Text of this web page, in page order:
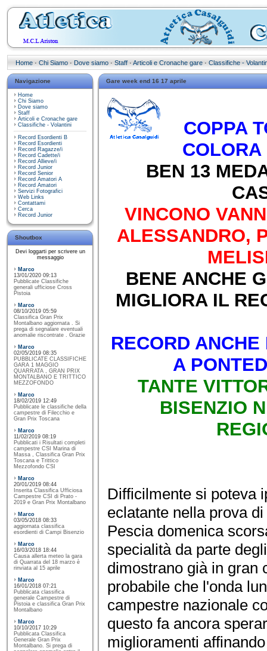
Home · Chi Siamo · Dove siamo · Staff · Articoli e Cronache gare · Classifiche -
Navigazione
Home
Chi Siamo
Dove siamo
Staff
Articoli e Cronache gare
Classifiche - Volantini
Record Esordienti B
Record Esordienti
Record Ragazze/i
Record Cadette/i
Record Allieve/i
Record Junior
Record Senior
Record Amatori A
Record Amatori
Servizi Fotografici
Web Links
Contattami
Cerca
Record Junior
Shoutbox
Devi loggarti per scrivere un
messaggio
Marco
13/01/2020 09:13
Pubblicate Classifiche
generali ufficiose Cross
Pistoia
Marco
08/10/2019 05:59
Classifica Gran Prix
Montalbano aggiornata . Si
prega di segnalare eventuali
anomalie riscontrate . Grazie
Marco
02/05/2019 08:35
PUBBLICATE CLASSIFICHE
GARA 1 MAGGIO
QUARRATA , GRAN PRIX
MONTALBANO E TRITTICO
MEZZOFONDO
Marco
18/02/2019 12:49
Pubblicate le classifiche della
campestre di Filecchio e
Gran Prix Toscana
Marco
11/02/2019 08:19
Pubblicati i Risultati completi
campestre CSI Marina di
Massa , Classifica Gran Prix
Toscana e Trittico
Mezzofondo CSI
Marco
20/01/2019 08:44
Inserita Classifica Ufficiosa
Campestre CSI di Prato -
2019 e Gran Prix Montalbano
Marco
03/05/2018 08:33
aggiornata classifica
esordienti di Campi Bisenzio
Marco
16/03/2018 18:44
Causa allerta meteo la gara
di Quarrata del 18 marzo è
rinviata al 15 aprile
Marco
16/01/2018 07:21
Pubblicata classifica
generale Campestre di
Pistoia e classifica Gran Prix
Montalbano
Marco
10/10/2017 10:29
Pubblicata Classifica
Generale Gran Prix
Montalbano. Si prega di
Gare week end 16 17 aprile
COPPA
BEN 13
VINCONO
ALESSANDRO,
BENE ANCHE
MIGLIORA IL
RECORD
A
TANTE
BISENZIO
Difficilmente si poteva
eclatante nella prova
Pescia domenica
specialità da parte
dimostrano già in gran
probabile che l'onda
campestre nazionale
questo fa ancora
miglioramenti